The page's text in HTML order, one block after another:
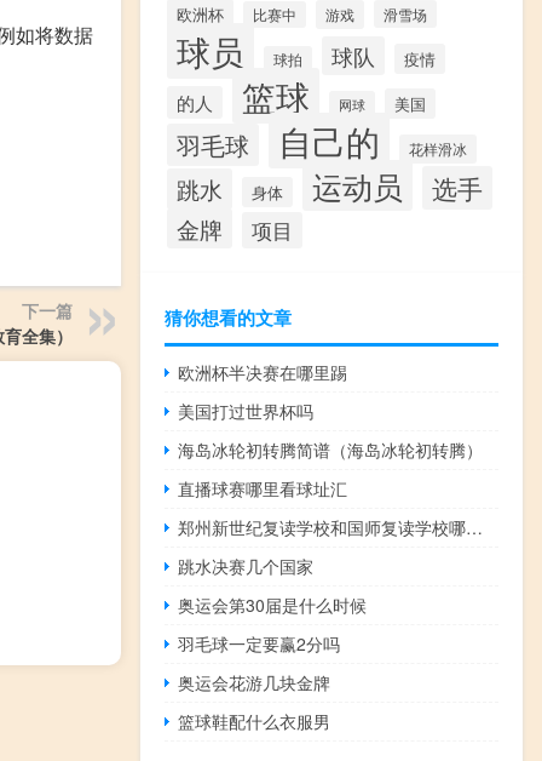
如将数据
下一篇
全集）
欧洲杯 比赛中 游戏 滑雪场
球员 球拍 球队 疫情
的人 篮球 网球 美国
羽毛球 自己的 花样滑冰
跳水 身体 运动员 选手
金牌 项目
猜你想看的文章
欧洲杯半决赛在哪里踢
美国打过世界杯吗
海岛冰轮初转腾简谱（海岛冰轮初转腾）
直播球赛哪里看球址汇
郑州新世纪复读学校和国师复读学校哪个好（郑州新世纪复读学校）
跳水决赛几个国家
奥运会第30届是什么时候
羽毛球一定要赢2分吗
奥运会花游几块金牌
篮球鞋配什么衣服男